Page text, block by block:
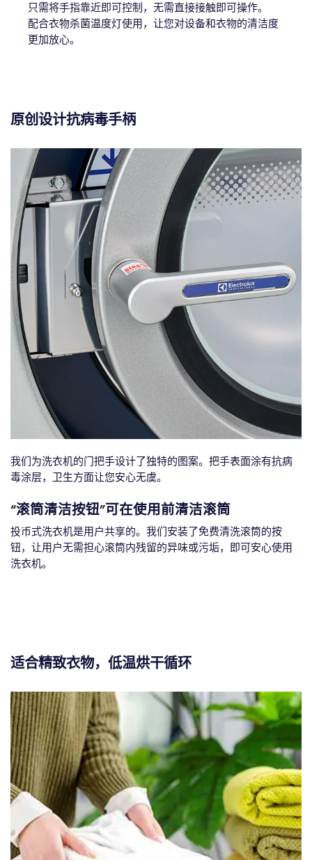
只需将手指靠近即可控制，无需直接接触即可操作。
配合衣物杀菌温度灯使用，让您对设备和衣物的清洁度
更加放心。
原创设计抗病毒手柄
我们为洗衣机的门把手设计了独特的图案。把手表面涂有抗病
毒涂层，卫生方面让您安心无虞。
“滚筒清洁按钮”可在使用前清洁滚筒
投币式洗衣机是用户共享的。我们安装了免费清洗滚筒的按
钮，让用户无需担心滚筒内残留的异味或污垢，即可安心使用
洗衣机。
适合精致衣物，低温烘干循环